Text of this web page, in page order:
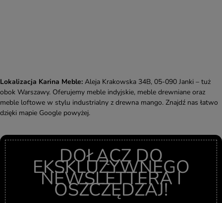
Lokalizacja Karina Meble: Aleja Krakowska 34B, 05-090 Janki – tuż
obok Warszawy. Oferujemy meble indyjskie, meble drewniane oraz
meble loftowe w stylu industrialny z drewna mango. Znajdź nas łatwo
dzięki mapie Google powyżej.
DOŁĄCZ DO
EKSKLUZYWNEGO
NEWSLETTERA I
OSZCZĘDZAJ!